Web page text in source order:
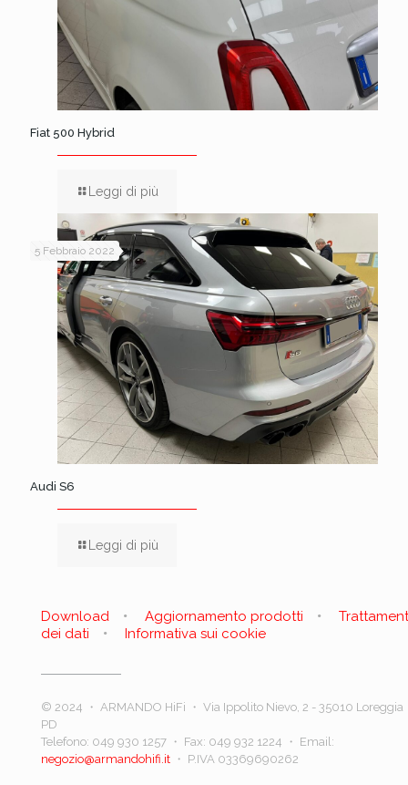
Fiat 500 Hybrid
Leggi di più
5 Febbraio 2022
Audi S6
Leggi di più
Download Aggiornamento prodotti
dei dati
Informativa sui cookie
© 2024 ・ ARMANDO HiFi ・ Via Ippolito Nievo, 2 - 35010 Loreggia
PD
Telefono: 049 930 1257 ・ Fax: 049 932 1224 ・ Email:
negozio@armandohifi.it ・ P.IVA 03369690262